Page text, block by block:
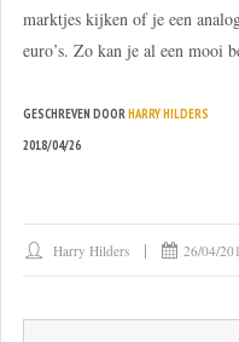
marktjes kijken of je een
euro’s. Zo kan je al een mooi
GESCHREVEN DOORHARRY HILDERS
2018/04/26
Harry Hilders 26/04/